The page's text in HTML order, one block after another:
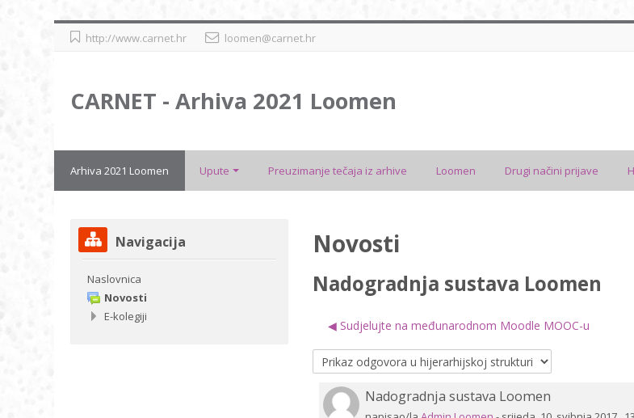
http://www.carnet.hr loomen@carnet.hr
CARNET - Arhiva 2021 Loomen
Arhiva 2021 Loomen Upute Preuzimanje tečaja iz arhive Loomen Drugi načini prijave
Novosti
Nadogradnja sustava Loomen
◀︎ Sudjelujte na međunarodnom Moodle MOOC-u
Nadogradnja sustava Loomen
Broj
Preskoči
NavigacijaNavigacija
Naslovnica
Novosti
E-kolegiji